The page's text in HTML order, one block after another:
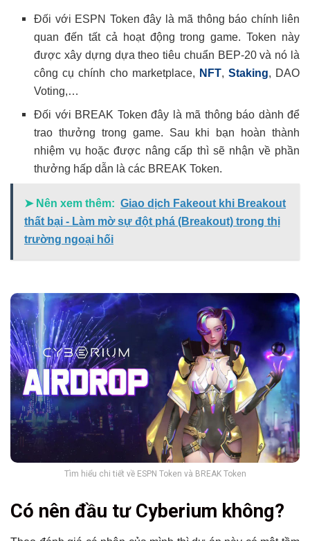
Đối với ESPN Token đây là mã thông báo chính liên
quan đến tất cả hoạt động trong game. Token này
được xây dựng dựa theo tiêu chuẩn BEP-20 và nó là
công cụ chính cho marketplace, NFT, Staking, DAO
Voting,…
Đối với BREAK Token đây là mã thông báo dành để
trao thưởng trong game. Sau khi bạn hoàn thành
nhiệm vụ hoặc được nâng cấp thì sẽ nhận về phần
thưởng hấp dẫn là các BREAK Token.
➤ Nên xem thêm: Giao dịch Fakeout khi Breakout
thất bại - Làm mờ sự đột phá (Breakout) trong thị
trường ngoại hối
Tìm hiểu chi tiết về ESPN Token và BREAK Token
Có nên đầu tư Cyberium không?